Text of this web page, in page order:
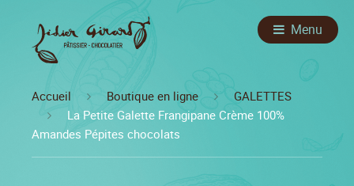
Accueil Boutique en ligne
GALETTES
La Petite Galette Frangipane Crème 100%
Amandes Pépites chocolats
Menu